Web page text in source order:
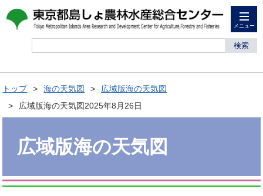
メニュー
検索
トップ 海の天気図
広域版海の天気図
広域版海の天気図2025年8月26日
広域版海の天気図